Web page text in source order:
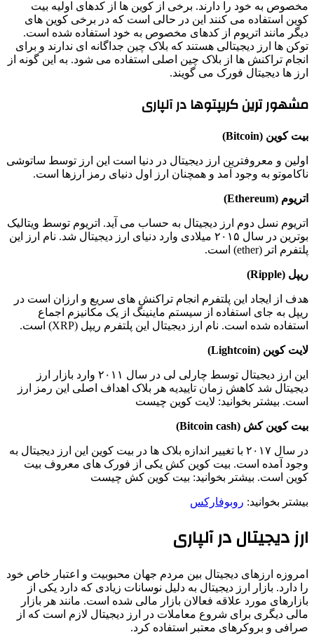
مخصوص به خود را دارند. برخی از کوین ها از کدهای اولیه بیت
کوین استفاده می کنند این در حالی است که در برخی کوین های
دیگر مانند اتریوم از کدهای مخصوص به خود استفاده شده است.
توکن ها ارز دیجیتالی هستند که بلاک چین جداگانه ای ندارند و برای
انجام تراکنش ها از بلاک چین اصلی استفاده می شود. به این گونه از
ارز ها دیجیتال فورک می گویند.
مشهور ترین کریپتوها در آلپاری
بیت کوین (Bitcoin)
اولین و معروفترین ارز دیجیتال در دنیا است این ارز توسط ساتوشی
ناکاموتو به وجود آمد و همچنان ارز اول دنیای رمز ارزها است.
اتریوم (Ethereum)
اتریوم نسل دوم ارز دیجیتال به حساب می آید. اتریوم توسط ویتالیک
بوترین در سال ۲۰۱۵ میلادی وارد دنیای ارز دیجیتال شد. نام ارز این
پلتفرم اتر (ether) است.
ریپل (Ripple)
هدف از ایجاد این پلتفرم انجام تراکنش های سریع و ارزان است در
ریپل به جای استفاده از سیستم ماینینگ از یک مکانیزم اجماع
استفاده شده است. نام ارز دیجیتال این پلتفرم ریپل (XRP) است.
لایت کوین (Lightcoin)
این ارز دیجیتال توسط چارلی لی در سال ۲۰۱۱ وارد بازار ارز
دیجیتال شد کاهش زمان تاییدیه هر بلاک اهداف اصلی این رمز ارز
است. بیشتر بخوانید: لایت کوین چیست
بیت کوین کش (Bitcoin cash)
در سال ۲۰۱۷ با تغییر اندازه بلاک ها در بیت کوین این ارز دیجیتال به
وجود آمده است. بیت کوین کش یکی از فورک های معروف بیت
کوین است. بیشتر بخوانید: بیت کوین کش چیست
بیشتر بخوانید: روبوفارکس
ارز دیجیتال در آلپاری
امروزه ارزهای دیجیتال بین مردم جهان محبوبیت و اعتبار خاص خود
را دارد. بازار ارز دیجیتال به دلیل نوسانات زیادی که دارد یکی از
بازارهای مورد علاقه فعالان بازار مالی شده است. مانند هر بازار
مالی دیگری برای شروع معاملات در ارز دیجیتال لازم است که از
صرافی و بروکرهای معتبر استفاده کرد.